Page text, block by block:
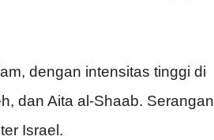
dengan intensitas tinggi di
dan Aita al-Shaab. Serangan
Israel.